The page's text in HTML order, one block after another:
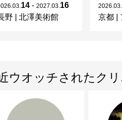
03 14 - 2027 03 16
野
北澤美術館
2026 03
京都
ウオッチされたク